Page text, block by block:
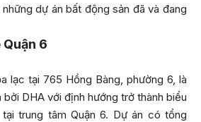
dự án bất động sản đã và đang
6
lạc tại 765 Hồng Bàng, phường 6, là
DHA với định hướng trở thành biểu
trung tâm Quận 6. Dự án có tổng